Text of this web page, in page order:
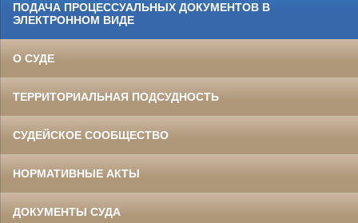
ПОДАЧА ПРОЦЕССУАЛЬНЫХ ДОКУМЕНТОВ В
ЭЛЕКТРОННОМ ВИДЕ
О СУДЕ
ТЕРРИТОРИАЛЬНАЯ ПОДСУДНОСТЬ
СУДЕЙСКОЕ СООБЩЕСТВО
НОРМАТИВНЫЕ АКТЫ
ДОКУМЕНТЫ СУДА